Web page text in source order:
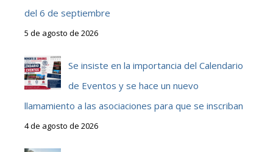
del 6 de septiembre
5 de agosto de 2026
Se insiste en la importancia del Calendario
de Eventos y se hace un nuevo
llamamiento a las asociaciones para que se inscriban
4 de agosto de 2026